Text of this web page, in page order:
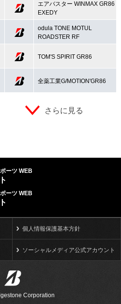
エアバスター WINMAX GR86
EXEDY
odula TONE MOTUL
ROADSTER RF
TOM'S SPIRIT GR86
全薬工業G/MOTION'GR86
さらに見る
ーツ WEB
ーツ WEB
個人情報保護基本方針
ソーシャルメディア公式アカウント
Corporation